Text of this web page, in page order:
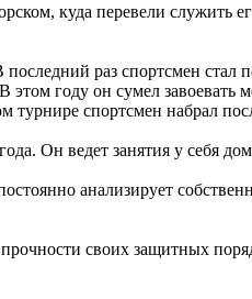
куда перевели
раз спортсмен стал
году он сумел
спортсмен набрал
Он ведет занятия у себя
анализирует
своих защитных